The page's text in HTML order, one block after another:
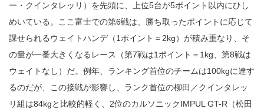
ー・クインタレッリ）を先頭に、上位5台が5ポイント以内にひし
めいている。ここ富士での第6戦は、勝ち取ったポイントに応じて
課せられるウェイトハンデ（1ポイント＝2kg）が積み重なり、そ
の量が一番大きくなるレース（第7戦は1ポイント＝1kg、第8戦は
ウェイトなし）だ。例年、ランキング首位のチームは100kgに達す
るのだが、この接戦が影響し、ランク首位の柳田／クインタレッ
リ組は84kgと比較的軽く、2位のカルソニックIMPUL GT-R（松田